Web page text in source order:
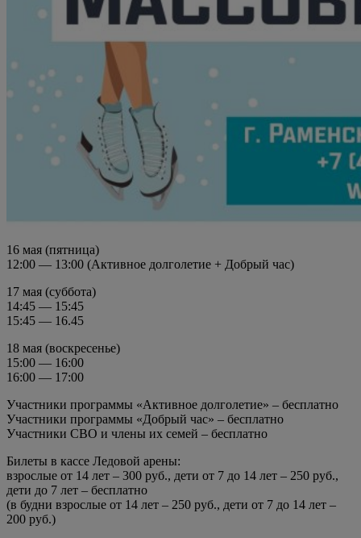
16 мая (пятница)
12:00 — 13:00 (Активное долголетие + Добрый час)
17 мая (суббота)
14:45 — 15:45
15:45 — 16.45
18 мая (воскресенье)
15:00 — 16:00
16:00 — 17:00
Участники программы «Активное долголетие» – бесплатно
Участники программы «Добрый час» – бесплатно
Участники СВО и члены их семей – бесплатно
Билеты в кассе Ледовой арены:
взрослые от 14 лет – 300 руб., дети от 7 до 14 лет – 250 руб.,
дети до 7 лет – бесплатно
(в будни взрослые от 14 лет – 250 руб., дети от 7 до 14 лет –
200 руб.)